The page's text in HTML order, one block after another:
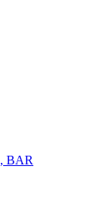
BAR